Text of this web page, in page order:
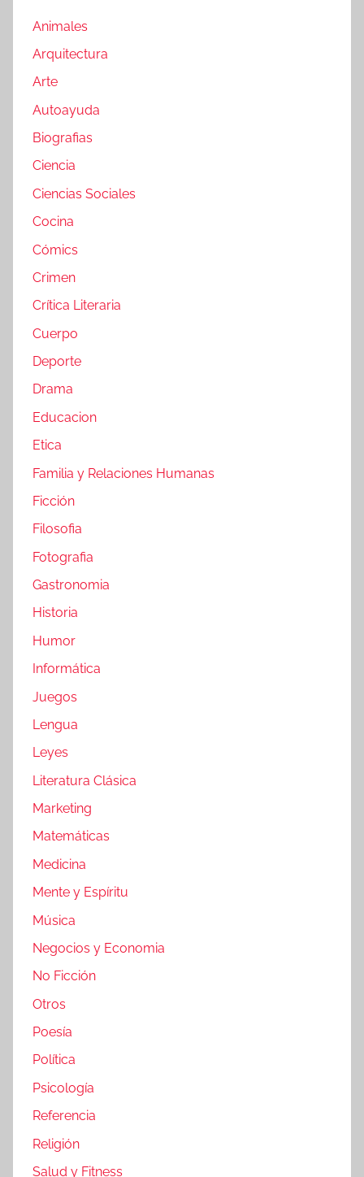
Animales
Arquitectura
Arte
Autoayuda
Biografias
Ciencia
Ciencias Sociales
Cocina
Cómics
Crimen
Crítica Literaria
Cuerpo
Deporte
Drama
Educacion
Etica
Familia y Relaciones Humanas
Ficción
Filosofia
Fotografia
Gastronomia
Historia
Humor
Informática
Juegos
Lengua
Leyes
Literatura Clásica
Marketing
Matemáticas
Medicina
Mente y Espíritu
Música
Negocios y Economia
No Ficción
Otros
Poesía
Política
Psicología
Referencia
Religión
Salud y Fitness